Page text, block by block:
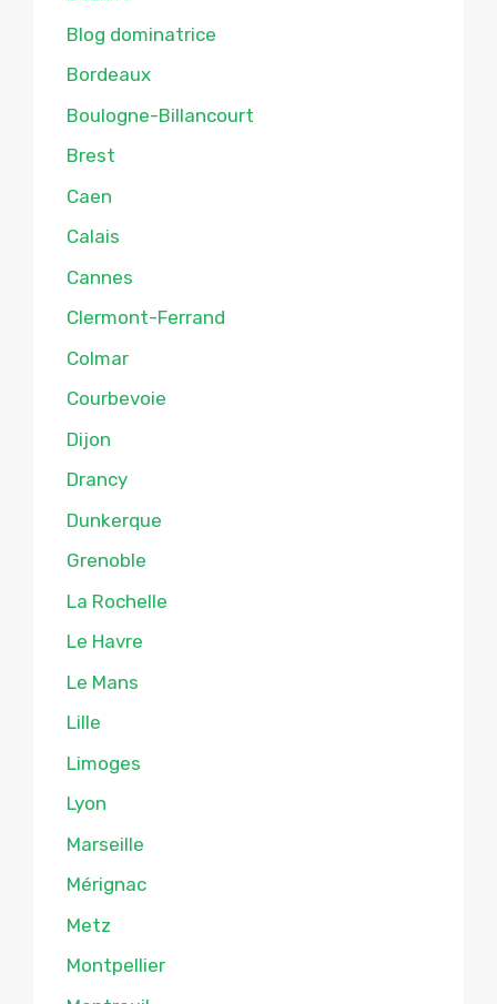
Blog dominatrice
Bordeaux
Boulogne-Billancourt
Brest
Caen
Calais
Cannes
Clermont-Ferrand
Colmar
Courbevoie
Dijon
Drancy
Dunkerque
Grenoble
La Rochelle
Le Havre
Le Mans
Lille
Limoges
Lyon
Marseille
Mérignac
Metz
Montpellier